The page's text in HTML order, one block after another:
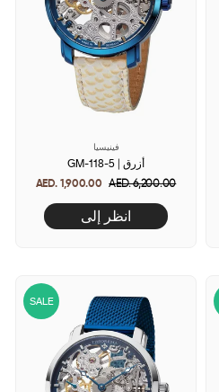
فينيسيا
GM-118-5 | أزرق
AED. 1,900.00 Regular
price
AED. 6,200.00Sale
انظر إلى
SALE